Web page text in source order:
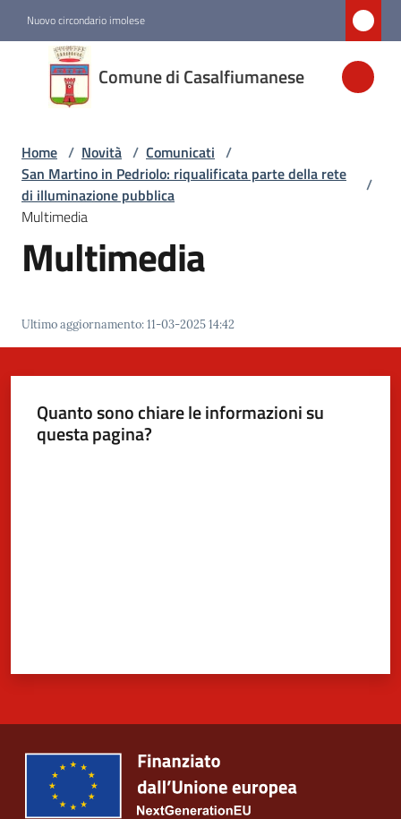
Nuovo circondario imolese
Comune di Casalfiumanese
Comune di
Casalfiumanese
Amministrazione
Novità
Vivere
Casalfiumanese
Home / Novità / Comunicati /
San Martino in Pedriolo: riqualificata parte della rete
di illuminazione pubblica
/
Multimedia
Multimedia
Ultimo aggiornamento:11-03-2025 14:42
Quanto sono chiare le informazioni su
questa pagina?